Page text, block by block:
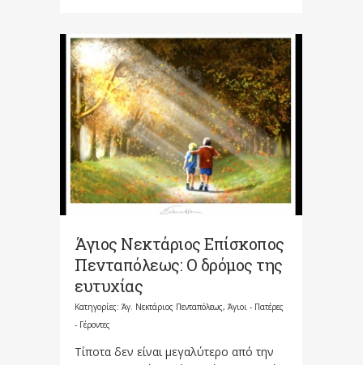
Άγιος Νεκτάριος Επίσκοπος
Πενταπόλεως: Ο δρόμος της
ευτυχίας
Κατηγορίες: Άγ. Νεκτάριος Πενταπόλεως, Άγιοι - Πατέρες
- Γέροντες
Τίποτα δεν είναι μεγαλύτερο από την